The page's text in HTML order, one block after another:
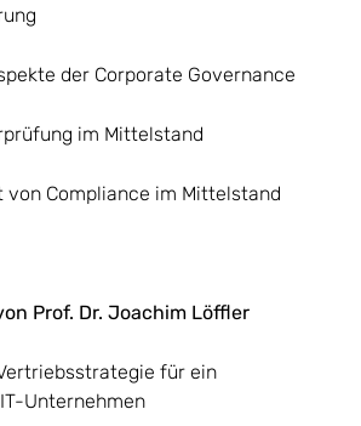
der Corporate Governance
im Mittelstand
von Compliance im Mittelstand
Prof. Dr. Joachim Löffler
für ein
Unternehmen